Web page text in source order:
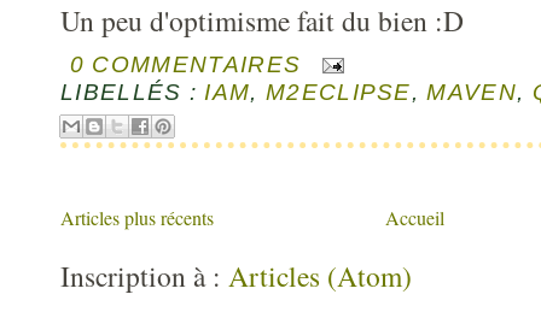
Un peu d'optimisme fait du bien :D
0 COMMENTAIRES
LIBELLÉS :IAM, M2ECLIPSE,MAVEN,
Articles plus récents Accueil
Inscription à : Articles (Atom)